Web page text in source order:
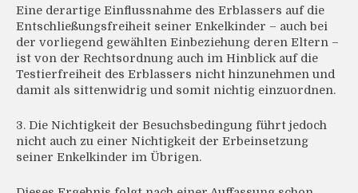
Eine derartige Einflussnahme des Erblassers auf die
Entschließungsfreiheit seiner Enkelkinder – auch bei
der vorliegend gewählten Einbeziehung deren Eltern –
ist von der Rechtsordnung auch im Hinblick auf die
Testierfreiheit des Erblassers nicht hinzunehmen und
damit als sittenwidrig und somit nichtig einzuordnen.
3. Die Nichtigkeit der Besuchsbedingung führt jedoch
nicht auch zu einer Nichtigkeit der Erbeinsetzung
seiner Enkelkinder im Übrigen.